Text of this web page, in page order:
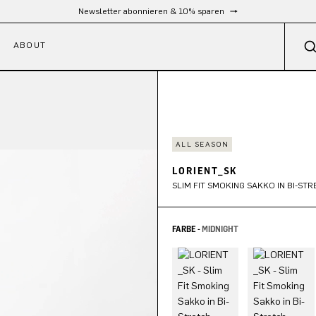
Kostenloser Versand ab 300 €
ABOUT
ALL SEASON
LORIENT_SK
SLIM FIT SMOKING SAKKO IN BI-
FARBE -MIDNIGHT